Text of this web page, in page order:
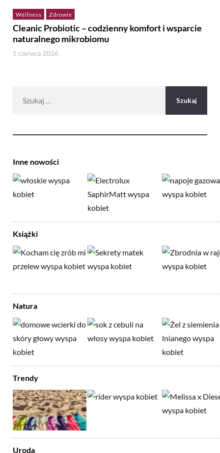
Wellness Zdrowie
Cleanic Probiotic – codzienny komfort i wsparcie
naturalnego mikrobiomu
1 czerwca 2026
Inne nowości
Książki
Natura
Trendy
Uroda